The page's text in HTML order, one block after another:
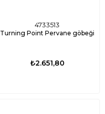
4733513
Turning Point Pervane göbeği
₺2.651,80